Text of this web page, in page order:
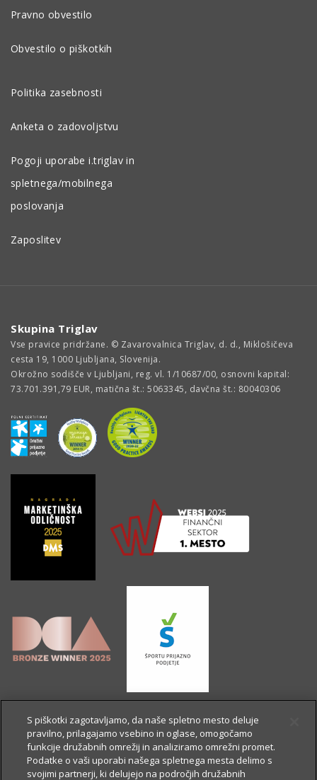
Pravno obvestilo
Obvestilo o piškotkih
Politika zasebnosti
Anketa o zadovoljstvu
Pogoji uporabe i.triglav in
spletnega/mobilnega
poslovanja
Zaposlitev
Skupina Triglav
Vse pravice pridržane. © Zavarovalnica Triglav, d. d., Miklošičeva
cesta 19, 1000 Ljubljana, Slovenija.
Okrožno sodišče v Ljubljani, reg. vl. 1/10687/00, osnovni kapital:
73.701.391,79 EUR, matična št.: 5063345, davčna št.: 80040306
S piškotki zagotavljamo, da naše spletno mesto deluje
pravilno, prilagajamo vsebino in oglase, omogočamo
funkcije družabnih omrežij in analiziramo omrežni promet.
Podatke o vaši uporabi našega spletnega mesta delimo s
svojimi partnerji, ki delujejo na področjih družabnih